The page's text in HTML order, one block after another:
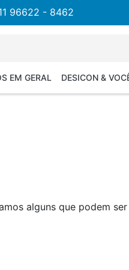
96622 - 8462
EM GERAL DESICON &
alguns que podem